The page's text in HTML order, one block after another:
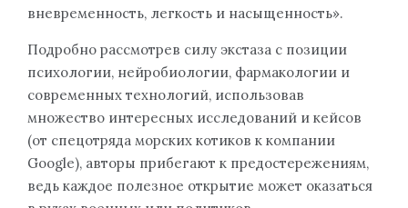
вневременность, легкость и насыщенность».
Подробно рассмотрев силу экстаза с позиции
психологии, нейробиологии, фармакологии и
современных технологий, использовав
множество интересных исследований и кейсов
(от спецотряда морских котиков к компании
Google), авторы прибегают к предостережениям,
ведь каждое полезное открытие может оказаться